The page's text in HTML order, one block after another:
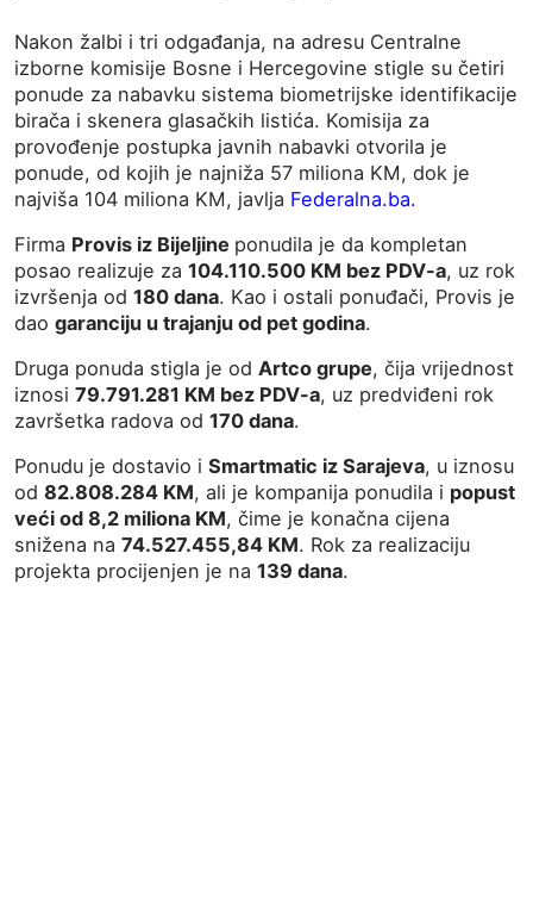
Nakon žalbi i tri odgađanja, na adresu Centralne
izborne komisije Bosne i Hercegovine stigle su četiri
ponude za nabavku sistema biometrijske identifikacije
birača i skenera glasačkih listića. Komisija za
provođenje postupka javnih nabavki otvorila je
ponude, od kojih je najniža 57 miliona KM, dok je
najviša 104 miliona KM, javlja Federalna.ba.
Firma Provis iz Bijeljine ponudila je da kompletan
posao realizuje za 104.110.500 KM bez PDV-a, uz rok
izvršenja od 180 dana. Kao i ostali ponuđači, Provis je
dao garanciju u trajanju od pet godina.
Druga ponuda stigla je od Artco grupe, čija vrijednost
iznosi 79.791.281 KM bez PDV-a, uz predviđeni rok
završetka radova od 170 dana.
Ponudu je dostavio i Smartmatic iz Sarajeva, u iznosu
od 82.808.284 KM, ali je kompanija ponudila i popust
veći od 8,2 miliona KM, čime je konačna cijena
snižena na 74.527.455,84 KM. Rok za realizaciju
projekta procijenjen je na 139 dana.